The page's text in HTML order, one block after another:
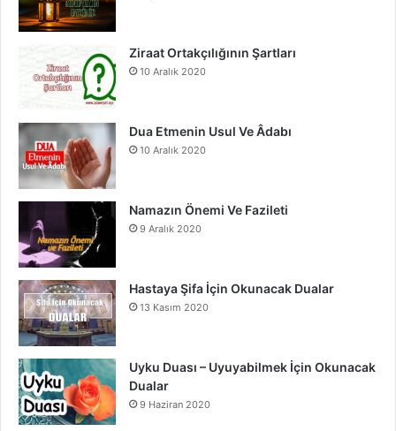
o
e
r
Ziraat Ortakçılığının Şartları
10 Aralık 2020
Dua Etmenin Usul Ve Âdabı
10 Aralık 2020
Namazın Önemi Ve Fazileti
9 Aralık 2020
Hastaya Şifa İçin Okunacak Dualar
13 Kasım 2020
Uyku Duası – Uyuyabilmek İçin Okunacak
Dualar
9 Haziran 2020